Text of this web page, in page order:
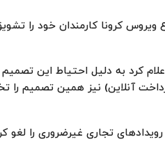
کرونا کارمندان خود را
کرد به دلیل احتیاط این
آنلاین) نیز همین تصمیم
تجاری غیرضروری را لغو